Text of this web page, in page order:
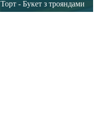
Торт - Букет з трояндами